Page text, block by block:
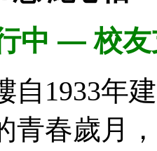
中 — 校
自1933年
青春歲月